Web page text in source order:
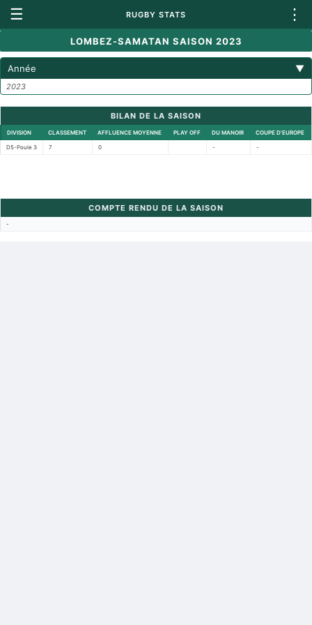
☰ RUGBY STATS ⋮
LOMBEZ-SAMATAN SAISON 2023
Année ▼
2023
BILAN DE LA SAISON
DIVISION CLASSEMENT AFFLUENCE MOYENNE PLAY OFF DU MANOIR COUPE D'EUROPE
D5-Poule 3 7 0 - -
COMPTE RENDU DE LA SAISON
-